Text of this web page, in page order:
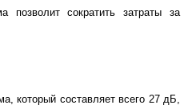
позволит сократить затраты за
который составляет всего 27 дБ,